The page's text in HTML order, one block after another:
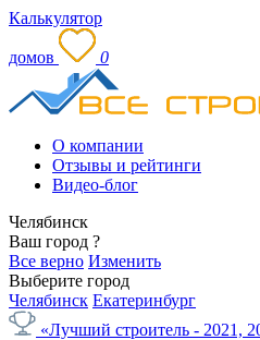
Калькулятор
домов 0
О компании
Отзывы и рейтинги
Видео-блог
Челябинск
Ваш город ?
Все верно Изменить
Выберите город
Челябинск Екатеринбург
«Лучший строитель - 2021,